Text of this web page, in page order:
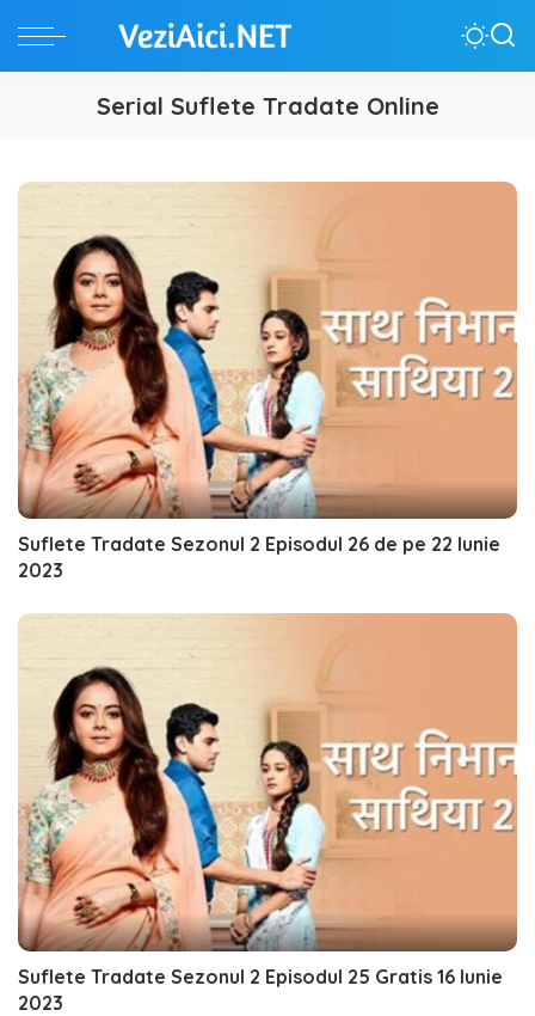
Serial Suflete Tradate Online
Suflete Tradate Sezonul 2 Episodul 26 de pe 22 Iunie
2023
Suflete Tradate Sezonul 2 Episodul 25 Gratis 16 Iunie
2023